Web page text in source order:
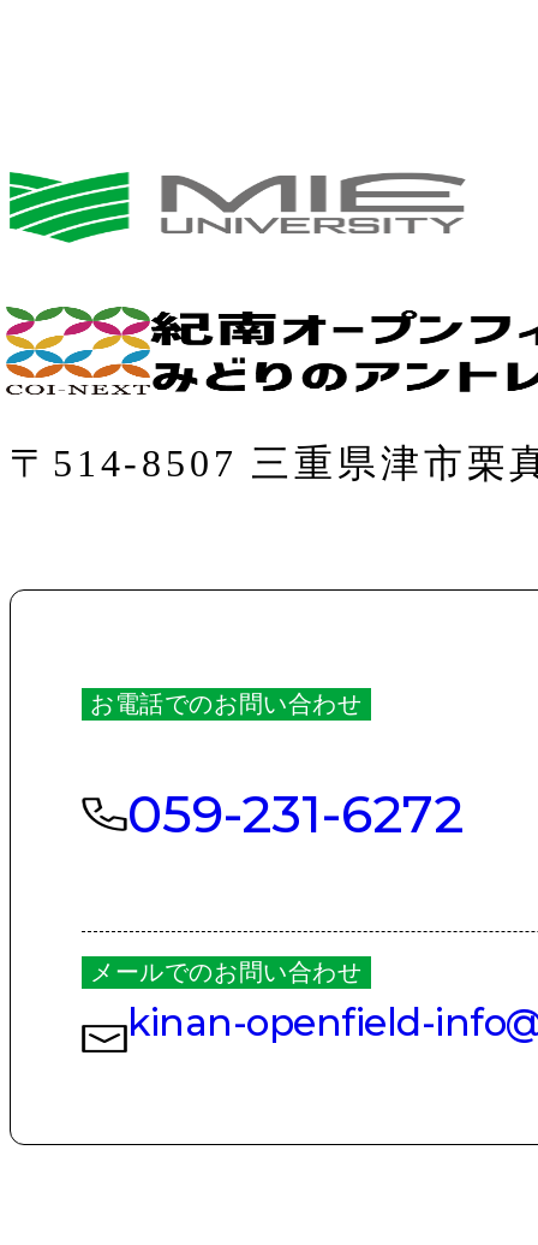
〒514-8507 三重県津市栗
お電話でのお問い合わせ
059-231-6272
メールでのお問い合わせ
kinan-openfield-